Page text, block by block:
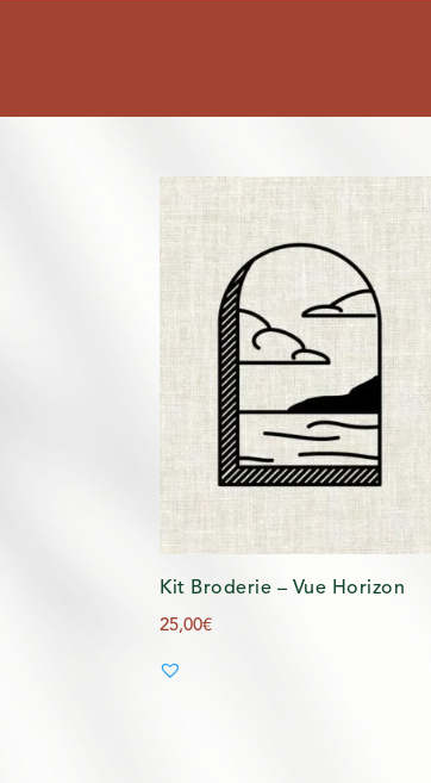
Kit Broderie – Vue Horizon
25,00€